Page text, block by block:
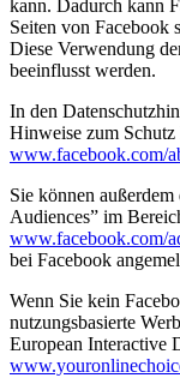
kann. Dadurch kann
Seiten von Facebook
Diese Verwendung
beeinflusst werden.
In den
Hinweise zum Schutz
www.facebook.com/
Sie können
Audiences” im
www.facebook.com/
bei Facebook
Wenn Sie kein
nutzungsbasierte
European Interactive